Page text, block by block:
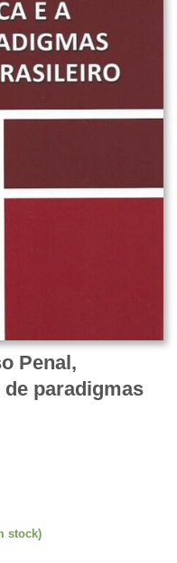
Penal,
paradigmas
stock)